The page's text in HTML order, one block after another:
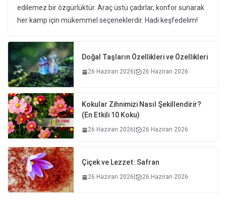
edilemez bir özgürlüktür. Araç üstü çadırlar, konfor sunarak
her kamp için mükemmel seçeneklerdir. Hadi keşfedelim!
Doğal Taşların Özellikleri ve Özellikleri
26 Haziran 2026 26 Haziran 2026
Kokular Zihnimizi Nasıl Şekillendirir?
(En Etkili 10 Koku)
26 Haziran 2026 26 Haziran 2026
Çiçek ve Lezzet: Safran
26 Haziran 2026 26 Haziran 2026